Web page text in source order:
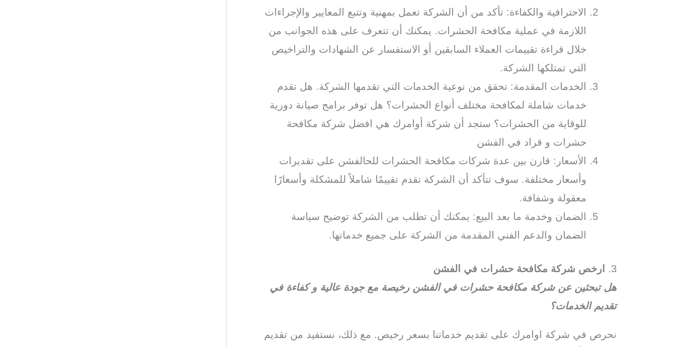
الاحترافية والكفاءة: تأكد من أن الشركة تعمل بمهنية وتتبع المعايير والإجراءات
اللازمة في عملية مكافحة الحشرات. يمكنك أن تتعرف على هذه الجوانب من
خلال قراءة تقييمات العملاء السابقين أو الاستفسار عن الشهادات والتراخيص
التي تمتلكها الشركة.
الخدمات المقدمة: تحقق من نوعية الخدمات التي تقدمها الشركة. هل تقدم
خدمات شاملة لمكافحة مختلف أنواع الحشرات؟ هل توفر برامج صيانة دورية
للوقاية من الحشرات؟ ستجد أن شركة أوامرك هي افضل شركة مكافحة
حشرات و قراد في الفشن
الأسعار: قارن بين عدة شركات مكافحة الحشرات للحالفشن على تقديرات
وأسعار مختلفة. سوف تتأكد أن الشركة تقدم تقييمًا شاملاً للمشكلة وأسعارًا
معقولة وشفافة.
الضمان وخدمة ما بعد البيع: يمكنك أن تطلب من الشركة توضيح سياسة
الضمان والدعم الفني المقدمة من الشركة على جميع خدماتها.
3.
ارخص شركة مكافحة حشرات في الفشن
هل تبحثين عن شركة مكافحة حشرات في الفشن رخيصة مع جودة عالية و كفاءة في
تقديم الخدمات؟
نحرص في شركة اوامرك على تقديم خدماتنا بسعر رخيص. مع ذلك، نستفيد من تقديم